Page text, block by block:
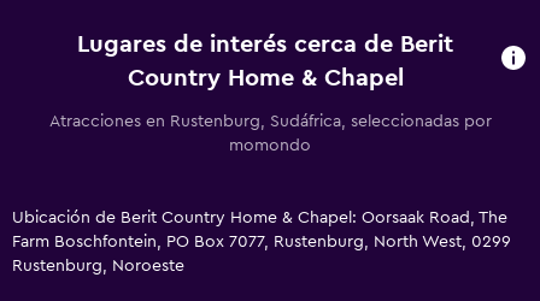
Lugares de interés cerca de Berit
Country Home & Chapel
Atracciones en Rustenburg, Sudáfrica, seleccionadas por
momondo
Ubicación de Berit Country Home & Chapel: Oorsaak Road, The
Farm Boschfontein, PO Box 7077, Rustenburg, North West, 0299
Rustenburg, Noroeste